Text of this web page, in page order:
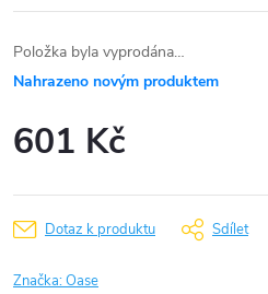
Položka byla vyprodána…
Nahrazeno novým produktem
601 Kč
cena:
Dotaz k produktu Sdílet
Značka:Oase